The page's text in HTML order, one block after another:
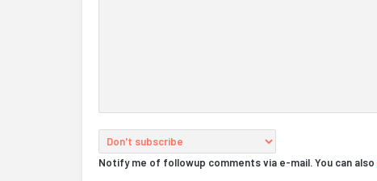
Notify me of followup comments via e-mail. You can also